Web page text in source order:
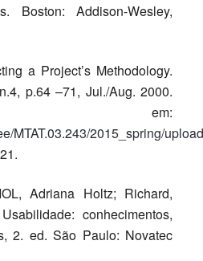
Boston: Addison-Wesley,
a Project’s Methodology.
p.64 –71, Jul./Aug. 2000.
em:
MTAT.03.243/2015_spring/
Adriana Holtz; Richard,
conhecimentos,
2. ed. São Paulo: Novatec